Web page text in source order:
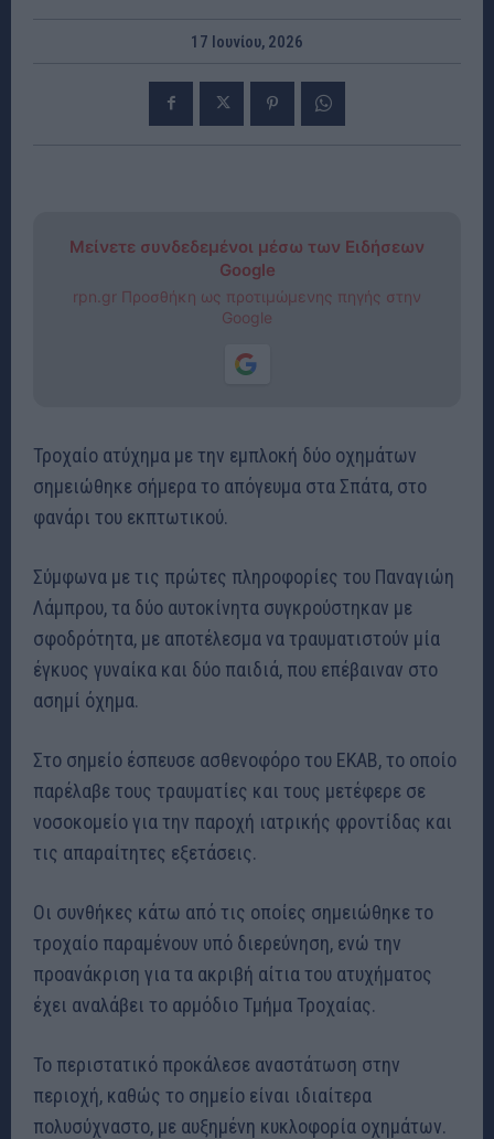
17 Ιουνίου, 2026
Μείνετε συνδεδεμένοι μέσω των Ειδήσεων
Google
rpn.gr Προσθήκη ως προτιμώμενης πηγής στην
Google
Τροχαίο ατύχημα με την εμπλοκή δύο οχημάτων
σημειώθηκε σήμερα το απόγευμα στα Σπάτα, στο
φανάρι του εκπτωτικού.
Σύμφωνα με τις πρώτες πληροφορίες του Παναγιώη
Λάμπρου, τα δύο αυτοκίνητα συγκρούστηκαν με
σφοδρότητα, με αποτέλεσμα να τραυματιστούν μία
έγκυος γυναίκα και δύο παιδιά, που επέβαιναν στο
ασημί όχημα.
Στο σημείο έσπευσε ασθενοφόρο του ΕΚΑΒ, το οποίο
παρέλαβε τους τραυματίες και τους μετέφερε σε
νοσοκομείο για την παροχή ιατρικής φροντίδας και
τις απαραίτητες εξετάσεις.
Οι συνθήκες κάτω από τις οποίες σημειώθηκε το
τροχαίο παραμένουν υπό διερεύνηση, ενώ την
προανάκριση για τα ακριβή αίτια του ατυχήματος
έχει αναλάβει το αρμόδιο Τμήμα Τροχαίας.
Το περιστατικό προκάλεσε αναστάτωση στην
περιοχή, καθώς το σημείο είναι ιδιαίτερα
πολυσύχναστο, με αυξημένη κυκλοφορία οχημάτων.